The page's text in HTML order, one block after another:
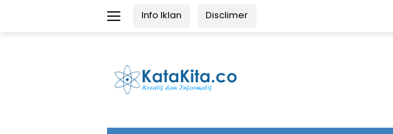
Info Iklan Disclimer